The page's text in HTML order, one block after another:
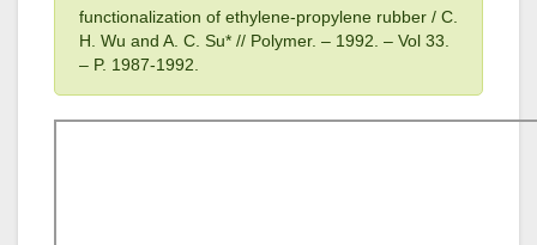
functionalization of ethylene-propylene rubber / C.
H. Wu and A. C. Su* // Polymer. – 1992 . – Vol 33
– P. 1987-1992.